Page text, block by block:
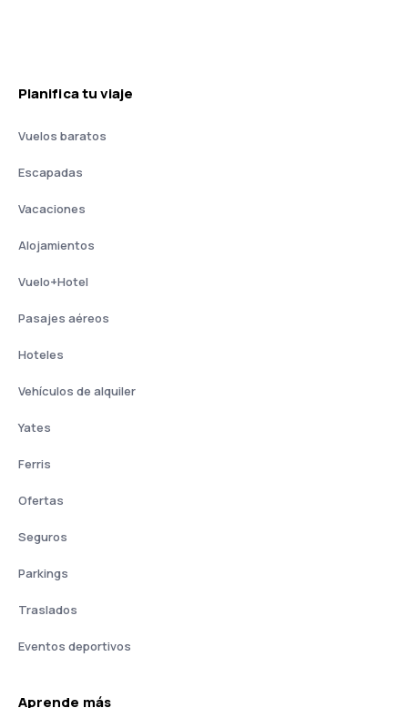
Planifica tu viaje
Vuelos baratos
Escapadas
Vacaciones
Alojamientos
Vuelo+Hotel
Pasajes aéreos
Hoteles
Vehículos de alquiler
Yates
Ferris
Ofertas
Seguros
Parkings
Traslados
Eventos deportivos
Aprende más